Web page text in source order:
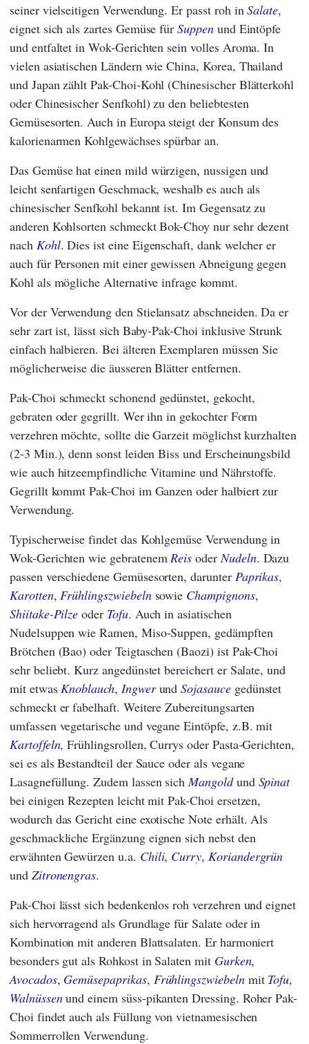
seiner vielseitigen Verwendung. Er passt roh inSalate,
eignet sich als zartes Gemüse fürSuppenund Eintöpfe
und entfaltet in Wok-Gerichten sein volles Aroma. In
vielen asiatischen Ländern wie China, Korea, Thailand
und Japan zählt Pak-Choi-Kohl (Chinesischer Blätterkohl
oder Chinesischer Senfkohl) zu den beliebtesten
Gemüsesorten. Auch in Europa steigt der Konsum des
kalorienarmen Kohlgewächses spürbar an.
Das Gemüse hat einen mild würzigen, nussigen und
leicht senfartigen Geschmack, weshalb es auch als
chinesischer Senfkohl bekannt ist. Im Gegensatz zu
anderen Kohlsorten schmeckt Bok-Choy nur sehr dezent
nach Kohl. Dies ist eine Eigenschaft, dank welcher er
auch für Personen mit einer gewissen Abneigung gegen
Kohl als mögliche Alternative infrage kommt.
Vor der Verwendung den Stielansatz abschneiden. Da er
sehr zart ist, lässt sich Baby-Pak-Choi inklusive Strunk
einfach halbieren. Bei älteren Exemplaren müssen Sie
möglicherweise die äusseren Blätter entfernen.
Pak-Choi schmeckt schonend gedünstet, gekocht,
gebraten oder gegrillt. Wer ihn in gekochter Form
verzehren möchte, sollte die Garzeit möglichst kurzhalten
(2-3 Min.), denn sonst leiden Biss und Erscheinungsbild
wie auch hitzeempfindliche Vitamine und Nährstoffe.
Gegrillt kommt Pak-Choi im Ganzen oder halbiert zur
Verwendung.
Typischerweise findet das Kohlgemüse Verwendung in
Wok-Gerichten wie gebratenemReis oderNudeln. Dazu
passen verschiedene Gemüsesorten, darunter Paprikas,
Karotten,Frühlingszwiebelnsowie Champignons,
Shiitake-Pilze oder Tofu. Auch in asiatischen
Nudelsuppen wie Ramen, Miso-Suppen, gedämpften
Brötchen (Bao) oder Teigtaschen (Baozi) ist Pak-Choi
sehr beliebt. Kurz angedünstet bereichert er Salate, und
mit etwasKnoblauch, IngwerundSojasaucegedünstet
schmeckt er fabelhaft. Weitere Zubereitungsarten
umfassen vegetarische und vegane Eintöpfe, z.B. mit
Kartoffeln, Frühlingsrollen, Currys oder Pasta-Gerichten,
sei es als Bestandteil der Sauce oder als vegane
Lasagnefüllung. Zudem lassen sichMangoldund Spinat
bei einigen Rezepten leicht mit Pak-Choi ersetzen,
wodurch das Gericht eine exotische Note erhält. Als
geschmackliche Ergänzung eignen sich nebst den
erwähnten Gewürzen u.a. Chili, Curry, Koriandergrün
und Zitronengras.
Pak-Choi lässt sich bedenkenlos roh verzehren und eignet
sich hervorragend als Grundlage für Salate oder in
Kombination mit anderen Blattsalaten. Er harmoniert
besonders gut als Rohkost in Salaten mit Gurken,
Avocados, Gemüsepaprikas, Frühlingszwiebelnmit Tofu,
Walnüssenund einem süss-pikanten Dressing. Roher Pak-
Choi findet auch als Füllung von vietnamesischen
Sommerrollen Verwendung.